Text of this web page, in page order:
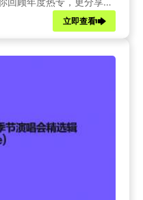
不同步难题。立即查看